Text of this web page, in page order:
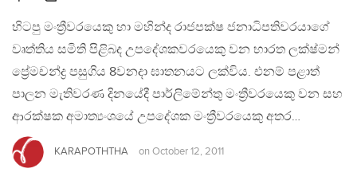
හිටපු මංත්‍රීවරයෙකු හා මහින්ද රාජපක්ෂ ජනාධිපතිවරයාගේ
වෘත්තිය සමිති පිළිබද උපදේශකවරයෙකු වන භාරත ලක්ෂ්මන්
ප්‍රේමචන්ද්‍ර පසුගිය 8වනදා ඝාතනයට ලක්විය. එනම් පළාත්
පාලන මැතිවරණ දිනයේදී පාර්ලිමේන්තු මංත්‍රීවරයෙකු වන සහ
ආරක්ෂක අමාත්‍යංශයේ උපදේශක මංත්‍රීවරයෙකු අතර…
KARAPOTHTHA on October 12, 2011